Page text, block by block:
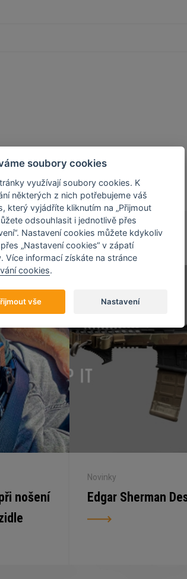
nošení
Novinky
Edgar Sherman
soubory cookies
využívají soubory cookies. K
některých z nich potřebujeme váš
který vyjádříte kliknutím na „Přijmout
odsouhlasit i jednotlivě přes
Nastavení cookies můžete kdykoliv
„Nastavení cookies“ v zápatí
Více informací získáte na stránce
cookies.
vše Nastavení